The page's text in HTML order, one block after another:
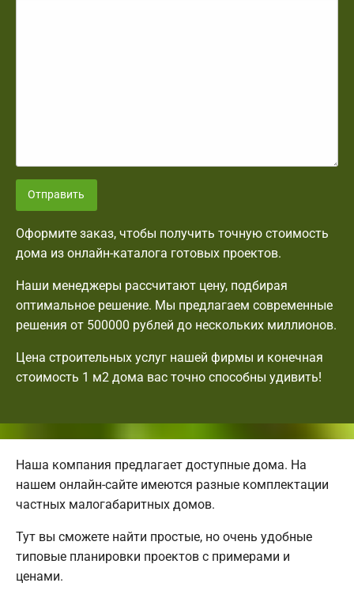
Отправить
Оформите заказ, чтобы получить точную стоимость
дома из онлайн-каталога готовых проектов.
Наши менеджеры рассчитают цену, подбирая
оптимальное решение. Мы предлагаем современные
решения от 500000 рублей до нескольких миллионов.
Цена строительных услуг нашей фирмы и конечная
стоимость 1 м2 дома вас точно способны удивить!
Наша компания предлагает доступные дома. На
нашем онлайн-сайте имеются разные комплектации
частных малогабаритных домов.
Тут вы сможете найти простые, но очень удобные
типовые планировки проектов с примерами и
ценами.